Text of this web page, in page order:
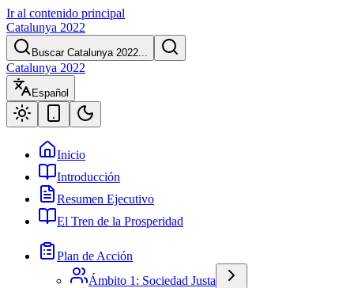
Ir al contenido principal
Catalunya 2022
Buscar Catalunya 2022...
Catalunya 2022
Español
Inicio
Introducción
Resumen Ejecutivo
El Tren de la Prosperidad
Plan de Acción
Ámbito 1: Sociedad Justa